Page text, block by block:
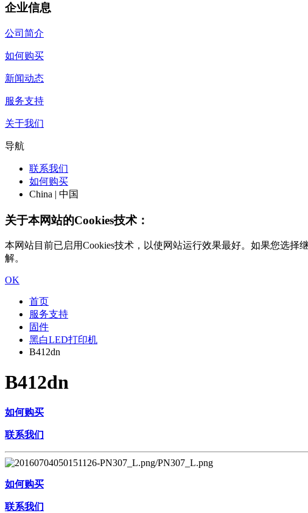
企业信息
公司简介
如何购买
新闻动态
服务支持
关于我们
导航
联系我们
如何购买
China | 中国
关于本网站的Cookies技术：
本网站目前已启用Cookies技术，以使网站运行效果最好。如果您选择
解。
OK
首页
服务支持
固件
黑白LED打印机
B412dn
B412dn
如何购买
联系我们
如何购买
联系我们